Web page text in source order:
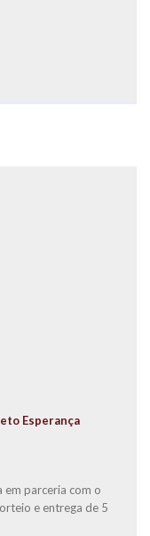
Esperança
em parceria com o
e entrega de 5